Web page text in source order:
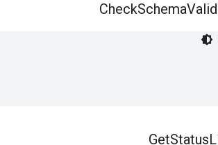
CheckSchema
GetStatus